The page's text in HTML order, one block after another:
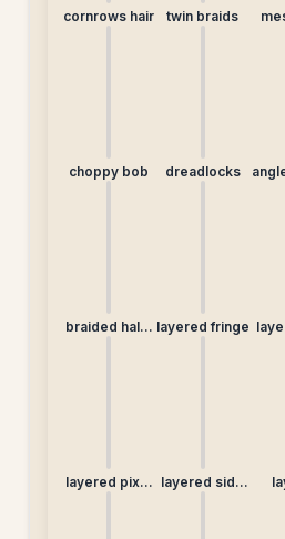
cornrows hair twin braids
choppy bob dreadlocks
braided half- layered fringe
layered pixie
layered side